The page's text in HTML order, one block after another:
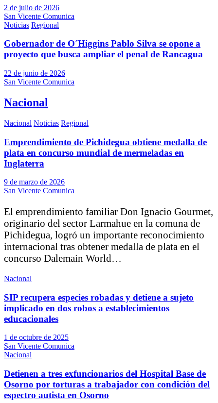
2 de julio de 2026
San Vicente Comunica
Noticias Regional
Gobernador de O´Higgins Pablo Silva se opone a
proyecto que busca ampliar el penal de Rancagua
22 de junio de 2026
San Vicente Comunica
Nacional
Nacional Noticias Regional
Emprendimiento de Pichidegua obtiene medalla de
plata en concurso mundial de mermeladas en
Inglaterra
9 de marzo de 2026
San Vicente Comunica
El emprendimiento familiar Don Ignacio Gourmet,
originario del sector Larmahue en la comuna de
Pichidegua, logró un importante reconocimiento
internacional tras obtener medalla de plata en el
concurso Dalemain World…
Nacional
SIP recupera especies robadas y detiene a sujeto
implicado en dos robos a establecimientos
educacionales
1 de octubre de 2025
San Vicente Comunica
Nacional
Detienen a tres exfuncionarios del Hospital Base de
Osorno por torturas a trabajador con condición del
espectro autista en Osorno